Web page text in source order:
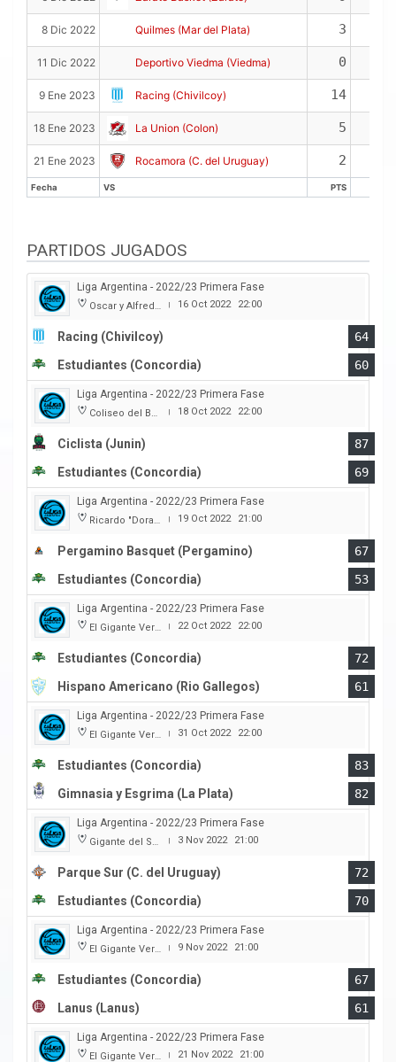
Fecha VS PTS
8 Dic 2022 Quilmes (Mar del Plata) 3
11 Dic 2022 Deportivo Viedma (Viedma) 0
9 Ene 2023 Racing (Chivilcoy) 14
18 Ene 2023 La Union (Colon) 5
21 Ene 2023 Rocamora (C. del Uruguay) 2
Fecha VS PTS
PARTIDOS JUGADOS
Liga Argentina - 2022/23 Primera Fase
Oscar y Alfredo Barca | 16 Oct 2022 22:00
Racing (Chivilcoy)
64
Estudiantes (Concordia)
60
Liga Argentina - 2022/23 Primera Fase
Coliseo del Boulevard | 18 Oct 2022 22:00
Ciclista (Junin)
87
Estudiantes (Concordia)
69
Liga Argentina - 2022/23 Primera Fase
Ricardo "Dorado" Merlo (Club Juventud) | 19 Oct 2022 21:00
Pergamino Basquet (Pergamino)
67
Estudiantes (Concordia)
53
Liga Argentina - 2022/23 Primera Fase
El Gigante Verde | 22 Oct 2022 22:00
Estudiantes (Concordia)
72
Hispano Americano (Rio Gallegos)
61
Liga Argentina - 2022/23 Primera Fase
El Gigante Verde | 31 Oct 2022 22:00
Estudiantes (Concordia)
83
Gimnasia y Esgrima (La Plata)
82
Liga Argentina - 2022/23 Primera Fase
Gigante del Sur | 3 Nov 2022 21:00
Parque Sur (C. del Uruguay)
72
Estudiantes (Concordia)
70
Liga Argentina - 2022/23 Primera Fase
El Gigante Verde | 9 Nov 2022 21:00
Estudiantes (Concordia)
67
Lanus (Lanus)
61
Liga Argentina - 2022/23 Primera Fase
El Gigante Verde | 21 Nov 2022 21:00